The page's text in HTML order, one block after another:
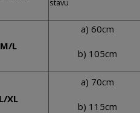
stavu
M/L
a) 60cm
b) 105cm
L/XL
a) 70cm
b) 115cm